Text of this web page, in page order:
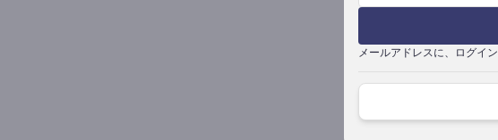
メールアドレスに、ログイ